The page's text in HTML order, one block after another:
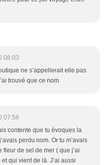
08:03
ne s’appellerait elle pas
trouvé que ce nom
07:56
contente que tu évoques la
perdu nom. Or tu m’avais
fleur de sel de mer ( que j’ai
qui vient de là. J’ai aussi